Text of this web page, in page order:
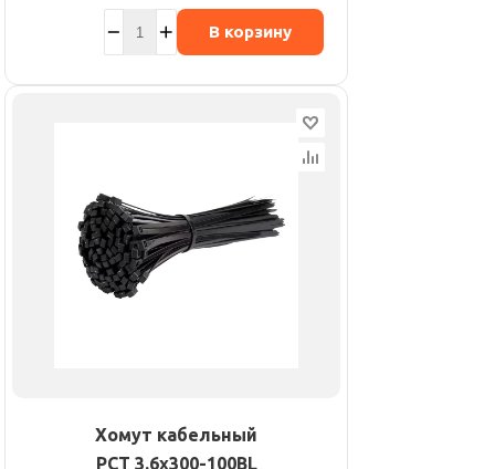
В корзину
Хомут кабельный
PCT 3.6х300-100BL